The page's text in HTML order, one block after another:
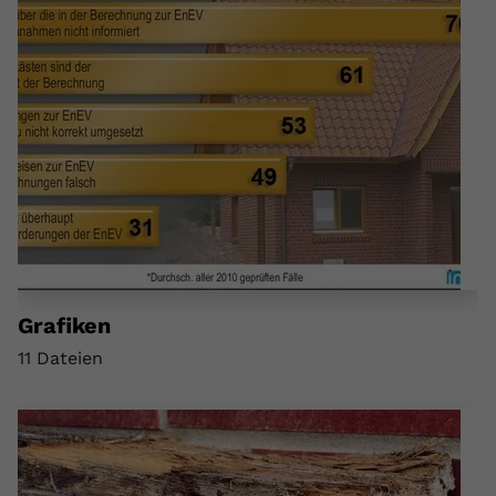
Grafiken
11 Dateien